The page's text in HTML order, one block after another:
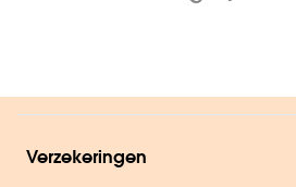
Verzekeringen